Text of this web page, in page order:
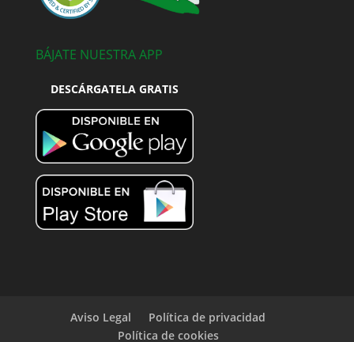
BÁJATE NUESTRA APP
DESCÁRGATELA GRATIS
Aviso Legal
Política de privacidad
Política de cookies